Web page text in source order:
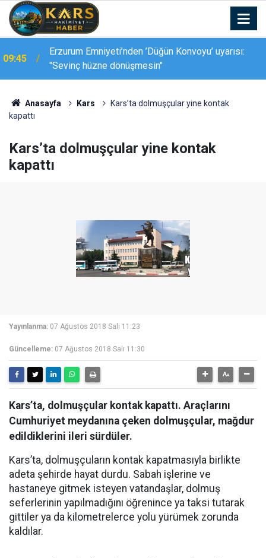
09:45
Erzurum Emniyeti’nden ’Düğün Konvoyu’ uyarısı:
"Sevinç hüzne dönüşmesin"
Anasayfa Kars
Kars’ta dolmuşçular yine kontak
kapattı
Kars’ta dolmuşçular yine kontak
kapattı
Yayınlanma: 07 Ağustos 2018 Salı 11:23
Güncelleme: 07 Ağustos 2018 Salı 11:30
Kars’ta, dolmuşçular kontak kapattı. Araçlarını
Cumhuriyet meydanına çeken dolmuşçular, mağdur
edildiklerini ileri sürdüler.
Kars’ta, dolmuşçuların kontak kapatmasıyla birlikte
adeta şehirde hayat durdu. Sabah işlerine ve
hastaneye gitmek isteyen vatandaşlar, dolmuş
seferlerinin yapılmadığını öğrenince ya taksi tutarak
gittiler ya da kilometrelerce yolu yürümek zorunda
kaldılar.